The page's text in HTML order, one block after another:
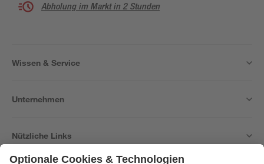
Abholung im Markt in 2 Stunden
Wissen & Service
Unternehmen
Nützliche Links